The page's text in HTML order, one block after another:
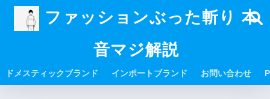
ファッションぶった斬り 本
音マジ解説
ドメスティックブランド インポートブランド お問い合わせ